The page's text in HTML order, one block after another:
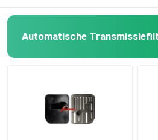
Steering-
Motorreservedelen
Automatische